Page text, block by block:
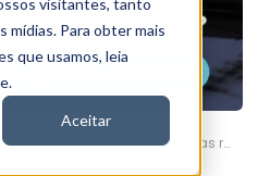
visitantes, tanto
Para obter mais
que usamos, leia
Aceitar
entenda as novas regras da reforma do IR